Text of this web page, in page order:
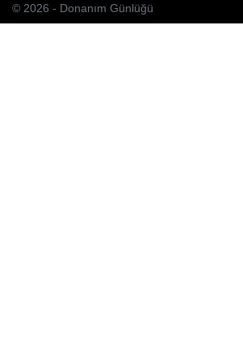
© 2026 - Donanım Günlüğü